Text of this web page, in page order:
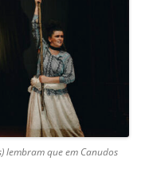
lembram que em Canudos